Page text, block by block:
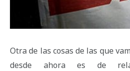
Otra de las cosas de las que
desde ahora es de